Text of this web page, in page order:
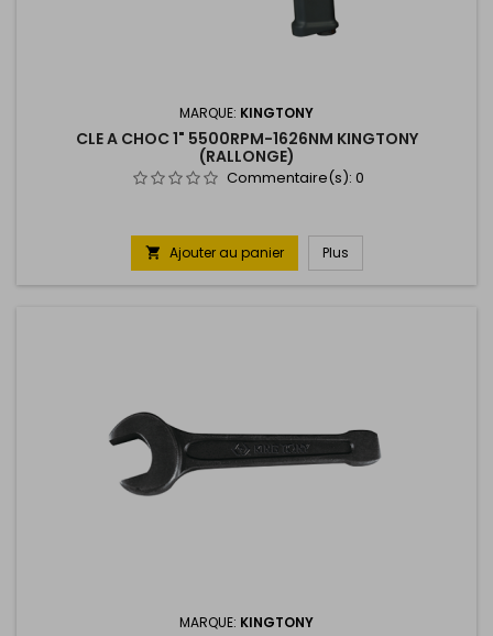
MARQUE: KINGTONY
CLE A CHOC 1" 5500RPM-1626NM KINGTONY
(RALLONGE)
Commentaire(s): 0
 Ajouter au panier Plus
MARQUE: KINGTONY